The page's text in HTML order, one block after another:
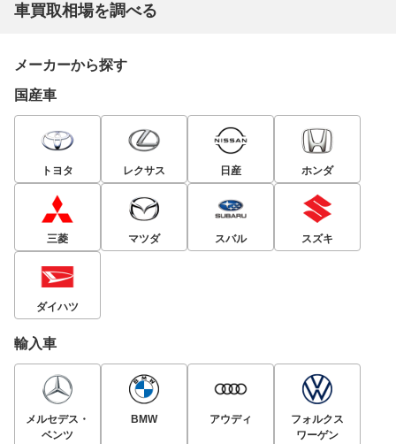
車買取相場を調べる
メーカーから探す
国産車
トヨタ レクサス 日産 ホンダ
三菱 マツダ スバル スズキ
ダイハツ
輸入車
メルセデス・
ベンツ
BMW アウディ
フォルクス
ワーゲン